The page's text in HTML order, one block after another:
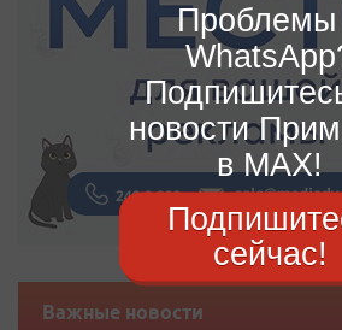
Важные новости
Проблемы
новости
в MAX!
сейчас!